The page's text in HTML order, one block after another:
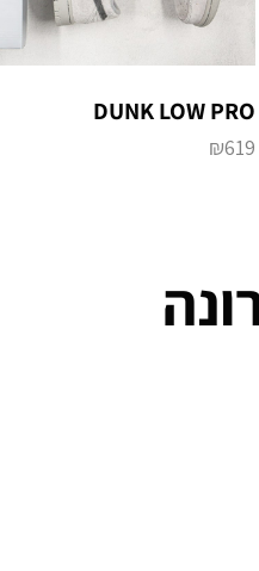
DUNK LOW PRO
₪619